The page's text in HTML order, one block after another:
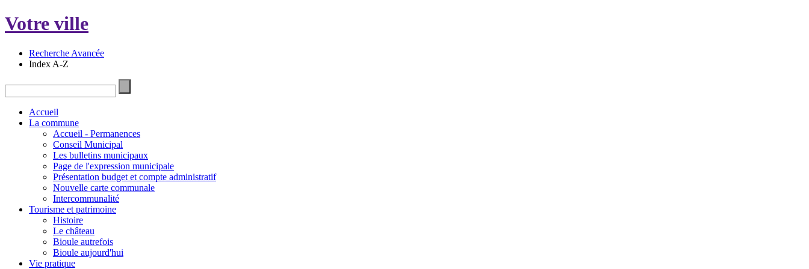
Votre ville
Recherche Avancée
Index A-Z
Accueil
La commune
Accueil - Permanences
Conseil Municipal
Les bulletins municipaux
Page de l'expression municipale
Présentation budget et compte administratif
Nouvelle carte communale
Intercommunalité
Tourisme et patrimoine
Histoire
Le château
Bioule autrefois
Bioule aujourd'hui
Vie pratique